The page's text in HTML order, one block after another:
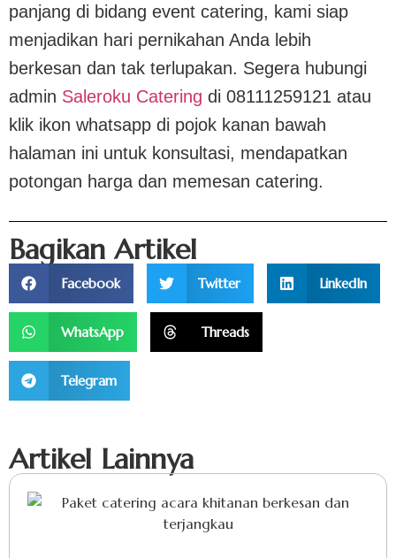
panjang di bidang event catering, kami siap
menjadikan hari pernikahan Anda lebih
berkesan dan tak terlupakan. Segera hubungi
admin Saleroku Catering di 08111259121 atau
klik ikon whatsapp di pojok kanan bawah
halaman ini untuk konsultasi, mendapatkan
potongan harga dan memesan catering.
Bagikan Artikel
Facebook Twitter LinkedIn
WhatsApp Threads
Telegram
Artikel Lainnya